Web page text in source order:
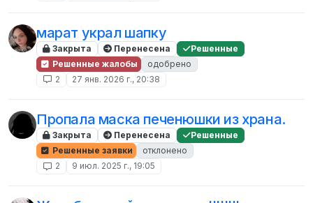
марат украл шапку
Закрыта Перенесена
Решенные
Решенные жалобы
одобрено
2
27 янв. 2026 г., 20:38
Пропала маска печенюшки из храна.
Закрыта Перенесена
Решенные
Решенные заявки
отклонено
2
9 июл. 2025 г., 19:05